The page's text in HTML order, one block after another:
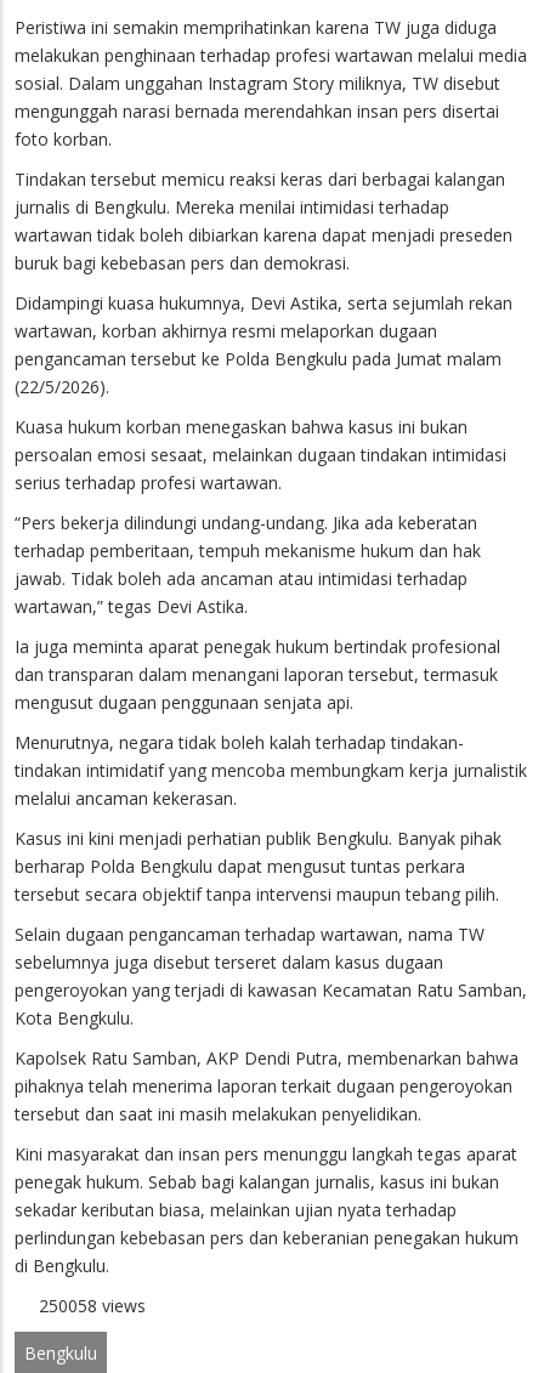
Peristiwa ini semakin memprihatinkan karena TW juga diduga
melakukan penghinaan terhadap profesi wartawan melalui media
sosial. Dalam unggahan Instagram Story miliknya, TW disebut
mengunggah narasi bernada merendahkan insan pers disertai
foto korban.
Tindakan tersebut memicu reaksi keras dari berbagai kalangan
jurnalis di Bengkulu. Mereka menilai intimidasi terhadap
wartawan tidak boleh dibiarkan karena dapat menjadi preseden
buruk bagi kebebasan pers dan demokrasi.
Didampingi kuasa hukumnya, Devi Astika, serta sejumlah rekan
wartawan, korban akhirnya resmi melaporkan dugaan
pengancaman tersebut ke Polda Bengkulu pada Jumat malam
(22/5/2026).
Kuasa hukum korban menegaskan bahwa kasus ini bukan
persoalan emosi sesaat, melainkan dugaan tindakan intimidasi
serius terhadap profesi wartawan.
“Pers bekerja dilindungi undang-undang. Jika ada keberatan
terhadap pemberitaan, tempuh mekanisme hukum dan hak
jawab. Tidak boleh ada ancaman atau intimidasi terhadap
wartawan,” tegas Devi Astika.
Ia juga meminta aparat penegak hukum bertindak profesional
dan transparan dalam menangani laporan tersebut, termasuk
mengusut dugaan penggunaan senjata api.
Menurutnya, negara tidak boleh kalah terhadap tindakan-
tindakan intimidatif yang mencoba membungkam kerja jurnalistik
melalui ancaman kekerasan.
Kasus ini kini menjadi perhatian publik Bengkulu. Banyak pihak
berharap Polda Bengkulu dapat mengusut tuntas perkara
tersebut secara objektif tanpa intervensi maupun tebang pilih.
Selain dugaan pengancaman terhadap wartawan, nama TW
sebelumnya juga disebut terseret dalam kasus dugaan
pengeroyokan yang terjadi di kawasan Kecamatan Ratu Samban,
Kota Bengkulu.
Kapolsek Ratu Samban, AKP Dendi Putra, membenarkan bahwa
pihaknya telah menerima laporan terkait dugaan pengeroyokan
tersebut dan saat ini masih melakukan penyelidikan.
Kini masyarakat dan insan pers menunggu langkah tegas aparat
penegak hukum. Sebab bagi kalangan jurnalis, kasus ini bukan
sekadar keributan biasa, melainkan ujian nyata terhadap
perlindungan kebebasan pers dan keberanian penegakan hukum
di Bengkulu.
250058 views
Bengkulu